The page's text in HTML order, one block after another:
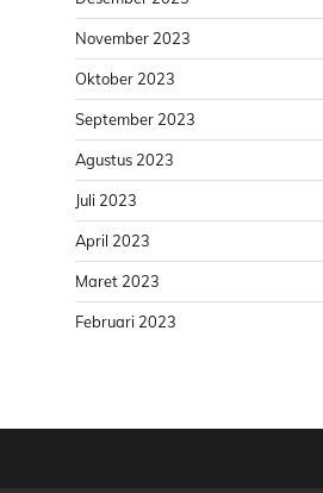
November 2023
Oktober 2023
September 2023
Agustus 2023
Juli 2023
April 2023
Maret 2023
Februari 2023